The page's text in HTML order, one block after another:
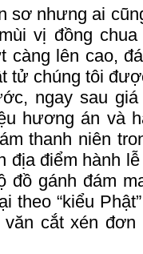
sơnhưng ai
vị đồng
càng lên cao,
tử chúng tôi
ngay sau giá
hương án và
thanh niên
địa điểm hành
đồ gánh đám
theo “kiểu
cắt xén đơn